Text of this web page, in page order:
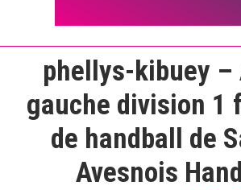
phellys-kibuey –
gauche division 1
de handball de
Avesnois